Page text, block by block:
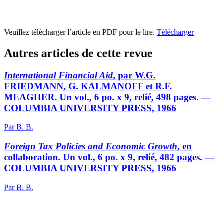
Veuillez télécharger l’article en PDF pour le lire. Télécharger
Autres articles de cette revue
International Financial Aid, par W.G.
FRIEDMANN, G. KALMANOFF et R.F.
MEAGHER. Un vol., 6 po. x 9, relié, 498 pages. —
COLUMBIA UNIVERSITY PRESS, 1966
Par B. B.
Foreign Tax Policies and Economic Growth, en
collaboration. Un vol., 6 po. x 9, relié, 482 pages. —
COLUMBIA UNIVERSITY PRESS, 1966
Par B. B.